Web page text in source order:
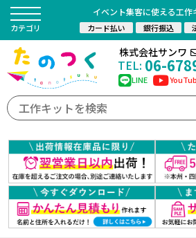
イベント集客に使える工作
カード払い 銀行振込
株式会社サンワ
TEL: 06-
LINE
カテゴリ